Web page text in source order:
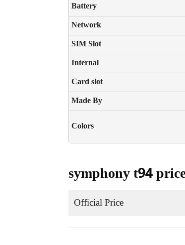
Battery
Network
SIM Slot
Internal
Card slot
Made By
Colors
symphony t94
Official Price